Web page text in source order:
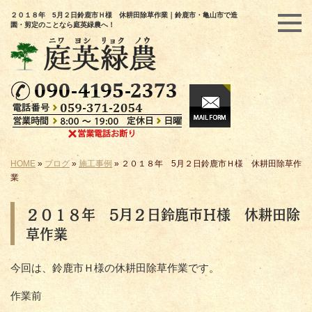
２０１８年 5月２日鈴鹿市Ｈ様 休耕田除草作業｜鈴鹿市・亀山市で造
園・剪定のことなら庭英緑農へ！
HOME » ブログ » 施工事例 » ２０１８年 5月２日鈴鹿市Ｈ様 休耕田除草作
業
２０１８年 5月２日鈴鹿市Ｈ様 休耕田除
草作業
今回は、鈴鹿市Ｈ様の休耕田除草作業です。
作業前